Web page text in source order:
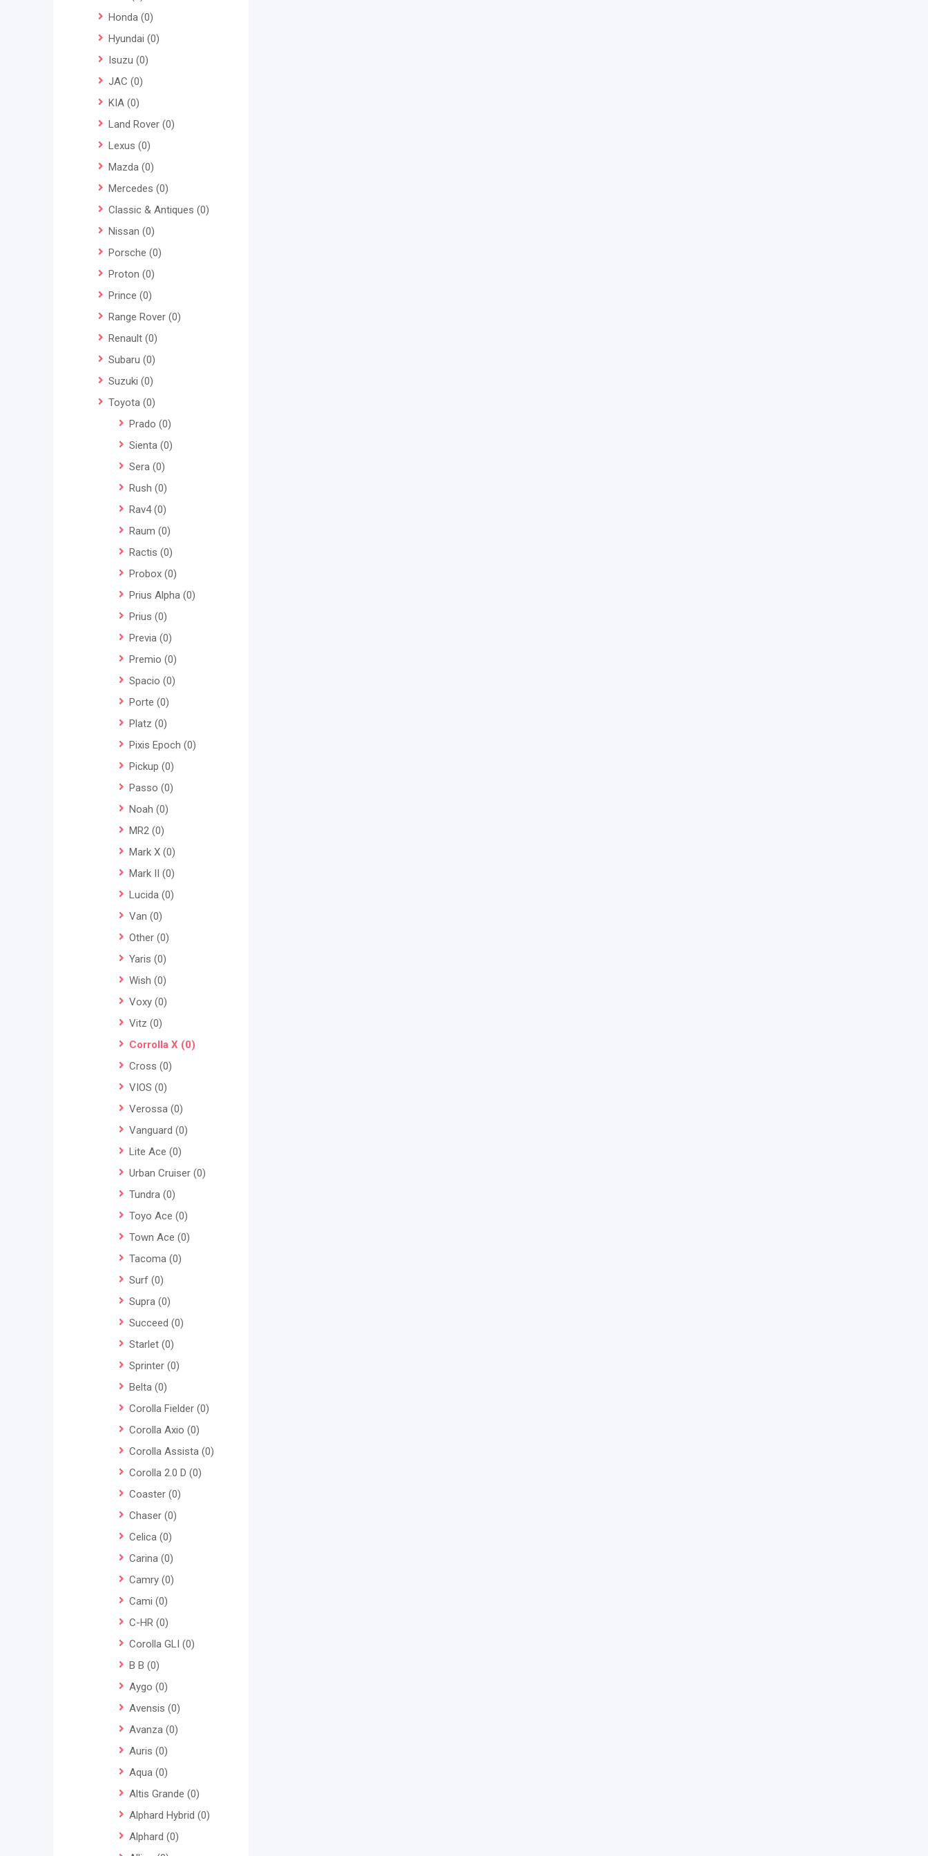
Honda (0)
Hyundai (0)
Isuzu (0)
JAC (0)
KIA (0)
Land Rover (0)
Lexus (0)
Mazda (0)
Mercedes (0)
Classic & Antiques (0)
Nissan (0)
Porsche (0)
Proton (0)
Prince (0)
Range Rover (0)
Renault (0)
Subaru (0)
Suzuki (0)
Toyota (0)
Prado (0)
Sienta (0)
Sera (0)
Rush (0)
Rav4(0)
Raum (0)
Ractis (0)
Probox (0)
Prius Alpha (0)
Prius (0)
Previa (0)
Premio (0)
Spacio (0)
Porte (0)
Platz (0)
Pixis Epoch (0)
Pickup (0)
Passo (0)
Noah (0)
MR2 (0)
Mark X (0)
Mark II (0)
Lucida (0)
Van (0)
Other (0)
Yaris (0)
Wish (0)
Voxy (0)
Vitz (0)
Corrolla X (0)
Cross (0)
VIOS (0)
Verossa (0)
Vanguard (0)
Lite Ace (0)
Urban Cruiser (0)
Tundra (0)
Toyo Ace (0)
Town Ace (0)
Tacoma (0)
Surf (0)
Supra (0)
Succeed (0)
Starlet (0)
Sprinter (0)
Belta (0)
Corolla Fielder (0)
Corolla Axio (0)
Corolla Assista (0)
Corolla 2.0 D (0)
Coaster (0)
Chaser (0)
Celica (0)
Carina (0)
Camry (0)
Cami (0)
C-HR (0)
Corolla GLI (0)
B B (0)
Aygo (0)
Avensis (0)
Avanza (0)
Auris (0)
Aqua (0)
Altis Grande (0)
Alphard Hybrid (0)
Alphard (0)